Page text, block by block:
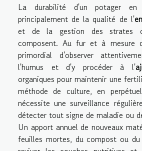
La durabilité d'un potager en
principalement de la qualité de l'
et de la gestion des strates
composent. Au fur et à mesure
primordial d'observer
l'humus et d'y procéder à l'
organiques pour maintenir une
méthode de culture, en
nécessite une surveillance
détecter tout signe de maladie ou
Un apport annuel de nouveaux
feuilles mortes, du compost ou